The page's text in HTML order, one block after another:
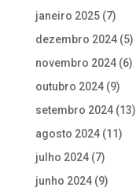
janeiro 2025(7)
dezembro 2024(5)
novembro 2024(6)
outubro 2024(9)
setembro 2024(13)
agosto 2024(11)
julho 2024(7)
junho 2024(9)